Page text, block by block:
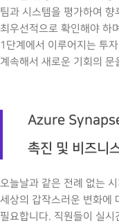
팀과 시스템을 평가하여
최우선적으로 확인해야 하
1단계에서 이루어지는 투
계속해서 새로운 기회의
Azure
촉진 및 비즈니
오늘날과 같은 전례 없는
세상의 갑작스러운 변화에
필요합니다. 직원들이 실